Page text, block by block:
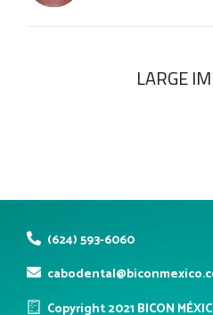
LARGE
(624) 593-6060
Copyright 2021 BICON